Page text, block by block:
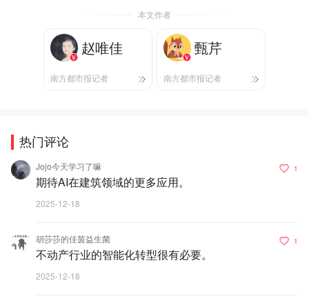
本文作者
赵唯佳
南方都市报记者
甄芹
南方都市报记者
热门评论
Jojo今天学习了嘛
期待AI在建筑领域的更多应用。
2025-12-18
1
胡莎莎的佳茵益生菌
不动产行业的智能化转型很有必要。
2025-12-18
1